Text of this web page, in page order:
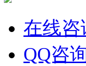
在线咨
QQ咨